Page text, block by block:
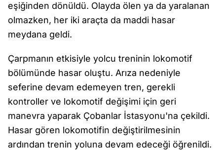
eşiğinden dönüldü. Olayda ölen ya da yaralanan
olmazken, her iki araçta da maddi hasar
meydana geldi.
Çarpmanın etkisiyle yolcu treninin lokomotif
bölümünde hasar oluştu. Arıza nedeniyle
seferine devam edemeyen tren, gerekli
kontroller ve lokomotif değişimi için geri
manevra yaparak Çobanlar İstasyonu'na çekildi.
Hasar gören lokomotifin değiştirilmesinin
ardından trenin yoluna devam edeceği öğrenildi.